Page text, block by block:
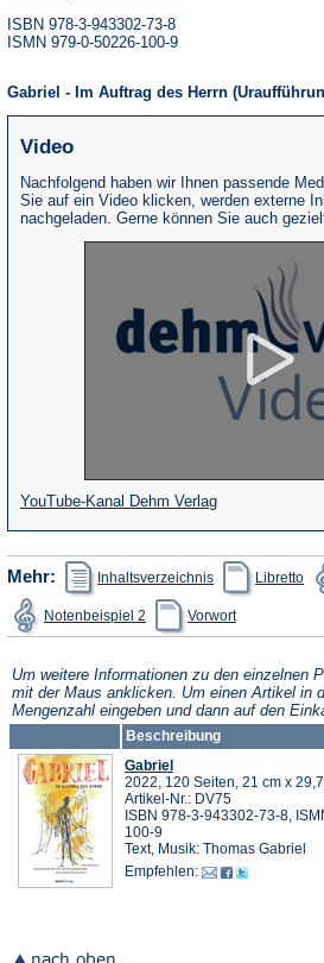
ISBN 978-3-943302-73-8
ISMN 979-0-50226-100-9
Gabriel - Im Auftrag des Herrn
Video
Nachfolgend haben wir Ihnen passende
Sie auf ein Video klicken, werden externe
nachgeladen. Gerne können Sie auch
YouTube-Kanal Dehm Verlag(Öffnet
in
einem
neuen
Tab)
Mehr: Inhaltsverzeichnis
(Öffnet
in
einem
neuen
Tab)
Librettoin
Notenbeispiel 2
(Öffnet
in
einem
Tab)
Vorwortin
einem
Tab)
Um weitere Informationen zu den einzelnen
mit der Maus anklicken. Um einen Artikel in
Mengenzahl eingeben und dann auf den
Beschreibung
Gabriel
2022, 120 Seiten, 21 cm x
Artikel-Nr.: DV75
ISBN 978-3-943302-73-8,
100-9
Text, Musik: Thomas Gabriel
Empfehlen: